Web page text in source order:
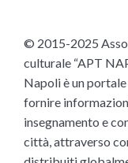
© 2015-2025
culturale “APT
Napoli è un
fornire
insegnamento e
città, attraverso